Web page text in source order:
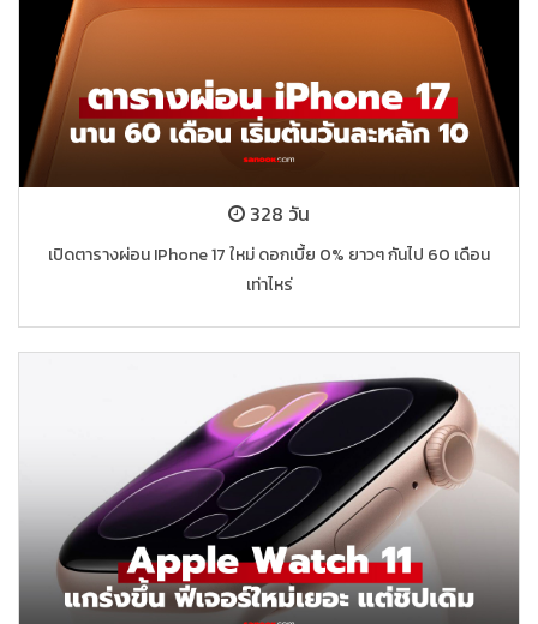
328 วัน
เปิดตารางผ่อน IPhone 17 ใหม่ ดอกเบี้ย 0% ยาวๆ กันไป 60 เดือน
เท่าไหร่